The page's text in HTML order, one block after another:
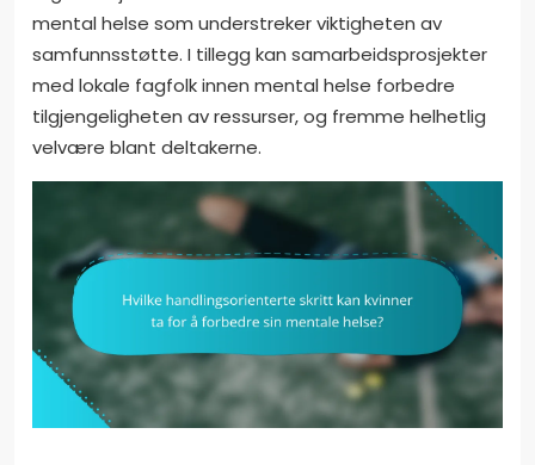
mental helse som understreker viktigheten av
samfunnsstøtte. I tillegg kan samarbeidsprosjekter
med lokale fagfolk innen mental helse forbedre
tilgjengeligheten av ressurser, og fremme helhetlig
velvære blant deltakerne.